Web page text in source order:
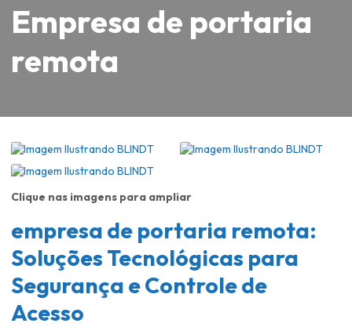
Empresa de portaria
remota
Clique nas imagens para ampliar
empresa de portaria remota:
Soluções Tecnológicas para
Segurança e Controle de
Acesso